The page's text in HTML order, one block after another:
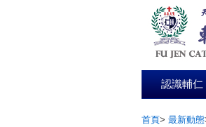
認識輔仁
首頁> 最新動態